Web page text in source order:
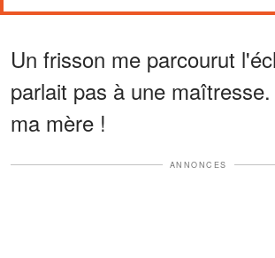
Un frisson me parcourut
parlait pas à une
ma mère !
ANNONCES